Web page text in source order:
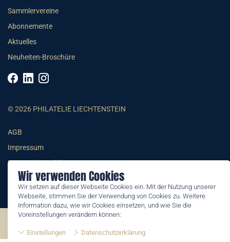
Wir verwenden Cookies
Wir setzen auf dieser Webseite Cookies ein. Mit der Nutzung unserer
Webseite, stimmen Sie der Verwendung von Cookies zu. Weitere
Information dazu, wie wir Cookies einsetzen, und wie Sie die
Voreinstellungen verändern können:
Einstellungen Datenschutzerklärung
Sammlervereine
Abonnemente
Aktuelles
Neuheiten-Broschüre
© 2026 PHILATELIE LIECHTENSTEIN
AGB
Impressum
Datenschutzerklärung